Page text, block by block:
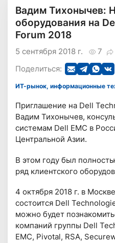
Вадим Тихонычев:
оборудования на
Forum 2018
7
5 сентября 2018 г.
Поделиться:
ИТ-рынок, информационные
Приглашение на Dell
Вадим Тихонычев,
системам Dell EMC в
Центральной Азии.
В этом году был
ряд клиентского
4 октября 2018 г. в
состоится Dell
можно будет
компаний группы Dell
EMC, Pivotal, RSA,